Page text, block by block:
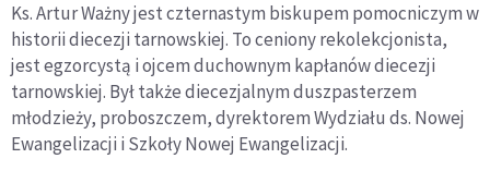
Ks. Artur Ważny jest czternastym biskupem pomocniczym w
historii diecezji tarnowskiej. To ceniony rekolekcjonista,
jest egzorcystą i ojcem duchownym kapłanów diecezji
tarnowskiej. Był także diecezjalnym duszpasterzem
młodzieży, proboszczem, dyrektorem Wydziału ds. Nowej
Ewangelizacji i Szkoły Nowej Ewangelizacji.